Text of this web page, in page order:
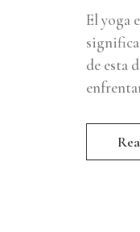
El yoga
de esta